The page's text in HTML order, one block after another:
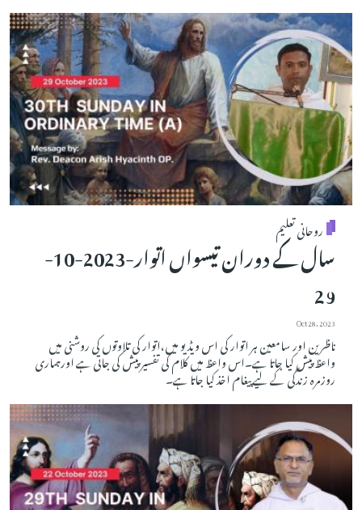
روحانی تعلیم
سال کے دوران تیسواں اتوار-2023-10-
29
Oct 28, 2023
ناظرین اور سامعین ہر اتوار کی اس ویڈیو میں،اتوار کی تلاوتوں کی روشنی میں
واعظ پیش کیا جاتا ہے۔اس واعظ میں کلام کی تفسیر پیش کی جاتی ہے اورہماری
روزمرہ زندگی کے لیے پیغام اخذ کیا جاتا ہے۔